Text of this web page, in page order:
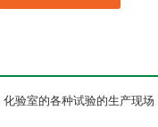
验室的各种试验的生产现场